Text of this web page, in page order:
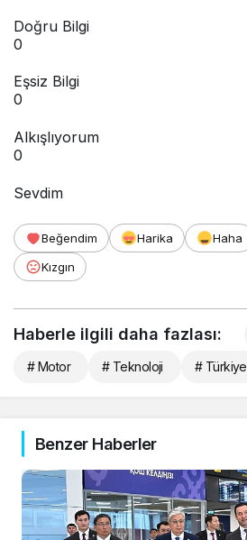
Doğru Bilgi
0
Eşsiz Bilgi
0
Alkışlıyorum
0
Sevdim
Beğendim Harika Haha
Kızgın
Haberle ilgili daha fazlası:
# Motor # Teknoloji # Türkiye
Benzer Haberler